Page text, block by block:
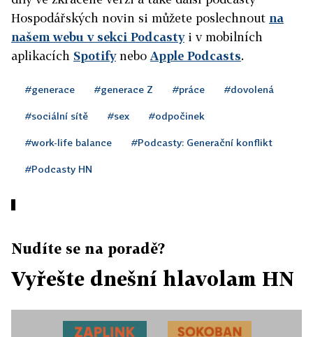
Hospodářských novin si můžete poslechnout na
našemwebu v sekci Podcastyi v mobilních
aplikacích Spotifynebo Apple Podcasts.
#generace #generace Z #práce #dovolená
#sociální sítě #sex #odpočinek
#work-life balance #Podcasty: Generační konflikt
#Podcasty HN
Nudíte se na poradě?
Vyřešte dnešní hlavolam HN